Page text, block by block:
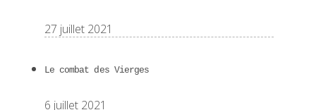
27 juillet 2021
Le combat des Vierges
6 juillet 2021